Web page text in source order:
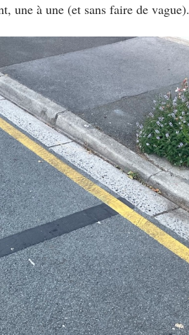
une à une (et sans faire de vague).